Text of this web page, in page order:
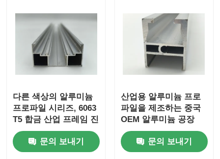
다른 색상의 알루미늄
프로파일 시리즈, 6063
T5 합금 산업 프레임 진
압 공급 장치로 코팅 된
문과 창문에 사용됩니
다.
문의 보내기
산업용 알루미늄 프로
파일을 제조하는 중국
OEM 알루미늄 공장
문의 보내기